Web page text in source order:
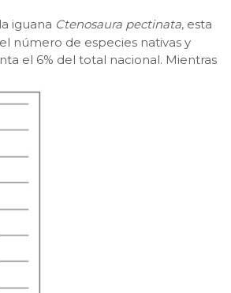
iguana Ctenosaura pectinata, esta
número de especies nativas y
el 6% del total nacional. Mientras